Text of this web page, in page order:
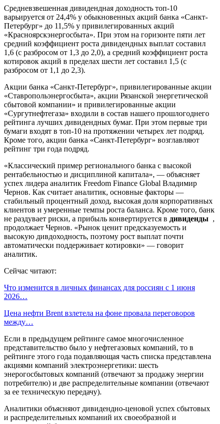
Средневзвешенная дивидендная доходность топ-10
варьируется от 24,4% у обыкновенных акций банка «Санкт-
Петербург» до 11,5% у привилегированных акций
«Красноярскэнергосбыта». При этом на горизонте пяти лет
средний коэффициент роста дивидендных выплат составил
1,6 (с разбросом от 1,3 до 2,0), а средний коэффициент роста
котировок акций в пределах шести лет составил 1,5 (с
разбросом от 1,1 до 2,3).
Акции банка «Санкт-Петербург», привилегированные акции
«Ставропольэнергосбыта», акции Рязанской энергетической
сбытовой компании» и привилегированные акции
«Сургутнефтегаза» входили в состав нашего прошлогоднего
рейтинга лучших дивидендных бумаг. При этом первые три
бумаги входят в топ-10 на протяжении четырех лет подряд.
Кроме того, акции банка «Санкт-Петербург» возглавляют
рейтинг три года подряд.
«Классический пример регионального банка с высокой
рентабельностью и дисциплиной капитала», — объясняет
успех лидера аналитик Freedom Finance Global Владимир
Чернов. Как считает аналитик, основные факторы —
стабильный процентный доход, высокая доля корпоративных
клиентов и умеренные темпы роста баланса. Кроме того, банк
не раздувает риски, а прибыль конвертируется в дивиденды ,
продолжает Чернов. «Рынок ценит предсказуемость и
высокую дивдоходность, поэтому рост выплат почти
автоматически поддерживает котировки» — говорит
аналитик.
Сейчас читают:
Что изменится в личных финансах для россиян с 1 июня
2026…
Цена нефти Brent взлетела на фоне провала переговоров
между…
Если в предыдущем рейтинге самое многочисленное
представительство было у нефтегазовых компаний, то в
рейтинге этого года подавляющая часть списка представлена
акциями компаний электроэнергетики: шесть
энерогосбытовых компаний (отвечают за продажу энергии
потребителю) и две распределительные компании (отвечают
за ее техническую передачу).
Аналитики объясняют дивидендно-ценовой успех сбытовых
и распределительных компаний их своеобразной и